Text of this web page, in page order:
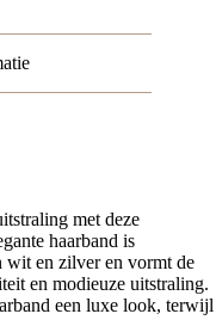
met deze
haarband is
wit en zilver en vormt de
en modieuze uitstraling.
een luxe look, terwijl